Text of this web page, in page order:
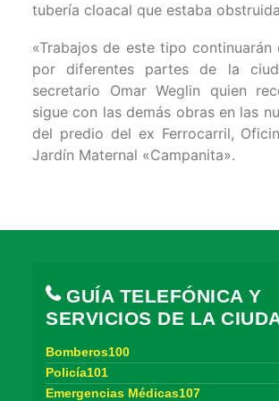
tubería cloacal que estaba
«Trabajos de este tipo continuarán
por diferentes partes de la
secretario Omar Weglin quien
sigue con las demás obras en las
del predio del ex Ferrocarril,
Jardín Maternal «Campanita».
GUÍA TELEFÓNICA Y
SERVICIOS DE LA
Bomberos100
Policía101
Emergencias Médicas107